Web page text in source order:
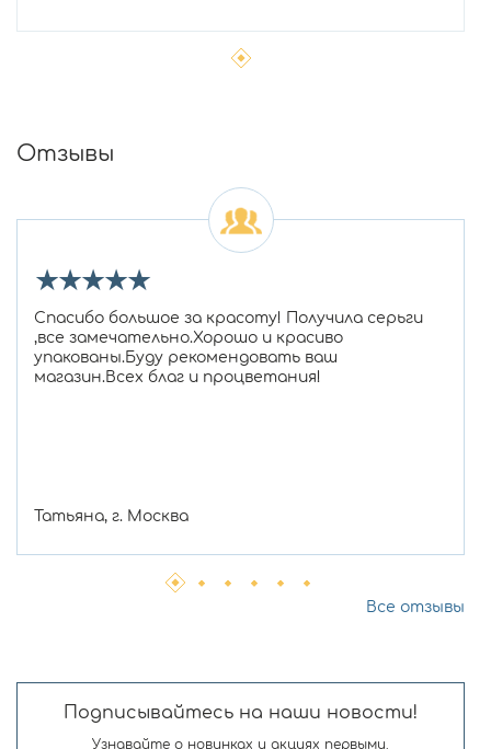
Отзывы
★★★★★
Спасибо большое за красоту! Получила серьги
,все замечательно.Хорошо и красиво
упакованы.Буду рекомендовать ваш
магазин.Всех благ и процветания!
Татьяна, г. Москва
Все отзывы
Подписывайтесь на наши новости!
Узнавайте о новинках и акциях первыми.